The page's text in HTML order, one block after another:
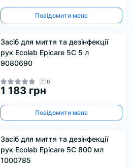
Повідомити мене
Засіб для миття та дезінфекції
рук Ecolab Epicare 5C 5 л
9080690
0
1 183 грн
Повідомити мене
Засіб для миття та дезінфекції
рук Ecolab Epicare 5C 800 мл
1000785